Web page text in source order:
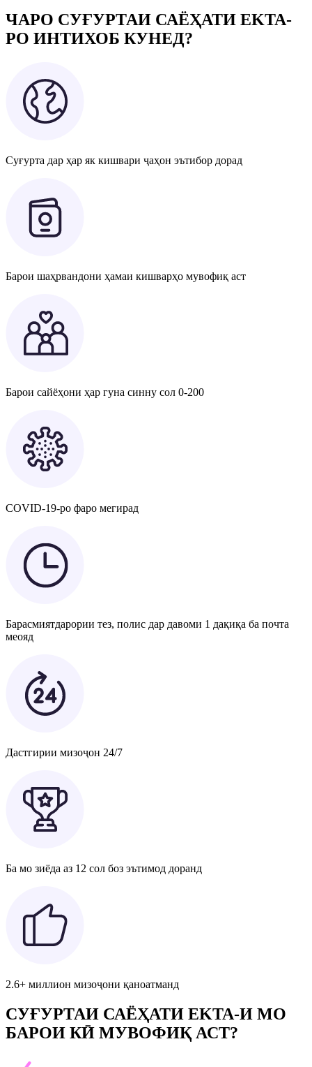
ЧАРО СУҒУРТАИ САЁҲАТИ EKTA-
РО ИНТИХОБ КУНЕД?
Суғурта дар ҳар як кишвари ҷаҳон эътибор дорад
Барои шаҳрвандони ҳамаи кишварҳо мувофиқ аст
Барои сайёҳони ҳар гуна синну сол 0-200
COVID-19-ро фаро мегирад
Барасмиятдарории тез, полис дар давоми 1 дақиқа ба почта
меояд
Дастгирии мизоҷон 24/7
Ба мо зиёда аз 12 сол боз эътимод доранд
2.6+ миллион мизоҷони қаноатманд
СУҒУРТАИ САЁҲАТИ EKTA-И МО
БАРОИ КӢ МУВОФИҚ АСТ?